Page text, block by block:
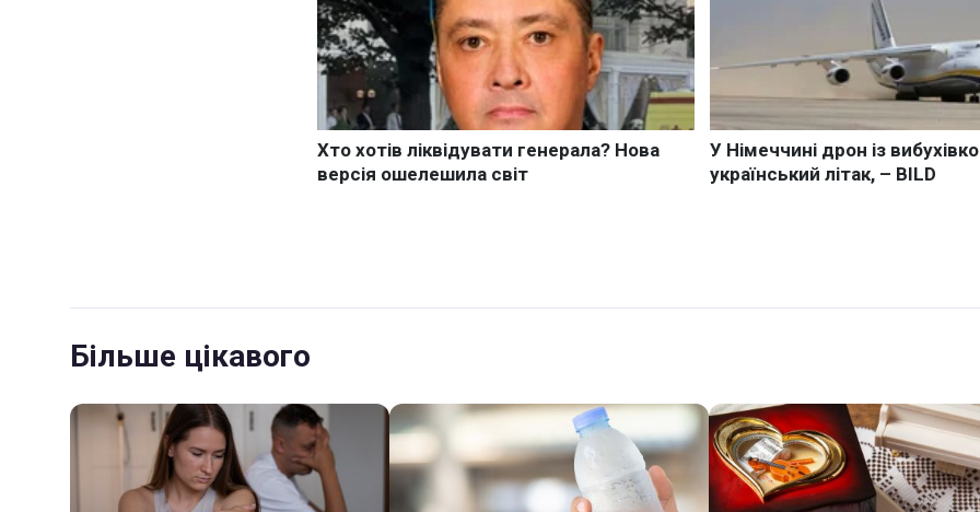
Більше цікавого